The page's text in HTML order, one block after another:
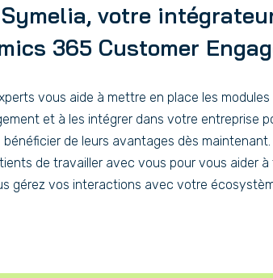
Symelia, votre
365 Customer
vous aide à mettre en place les
et à les intégrer dans votre entreprise
bénéficier de leurs avantages dès maintenant.
de travailler avec vous pour vous aider
gérez vos interactions avec votre